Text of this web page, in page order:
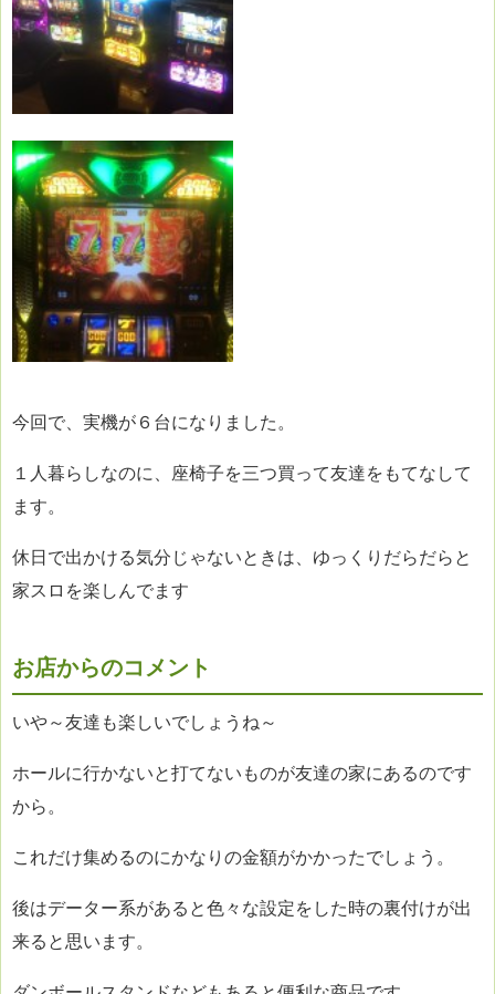
今回で、実機が６台になりました。
１人暮らしなのに、座椅子を三つ買って友達をもてなして
ます。
休日で出かける気分じゃないときは、 ゆっくりだらだらと
家スロを楽しんでます
お店からのコメント
いや～友達も楽しいでしょうね～
ホールに行かないと打てないものが友達の家にあるのです
から。
これだけ集めるのにかなりの金額がかかったでしょう。
後はデーター系があると色々な設定をした時の裏付けが出
来ると思います。